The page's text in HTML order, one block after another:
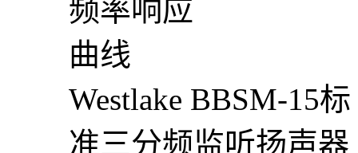
频率响应
曲线
Westlake BBSM-15标
准三分频监听扬声器